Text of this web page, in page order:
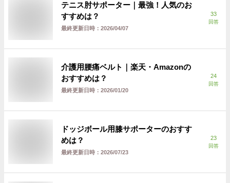
テニス肘サポーター｜最強！人気のお
すすめは？
最終更新日時： 2026/04/07
33
回答
介護用腰痛ベルト｜楽天・Amazonの
おすすめは？
最終更新日時： 2026/01/20
24
回答
ドッジボール用膝サポーターのおすす
めは？
最終更新日時： 2026/07/23
23
回答